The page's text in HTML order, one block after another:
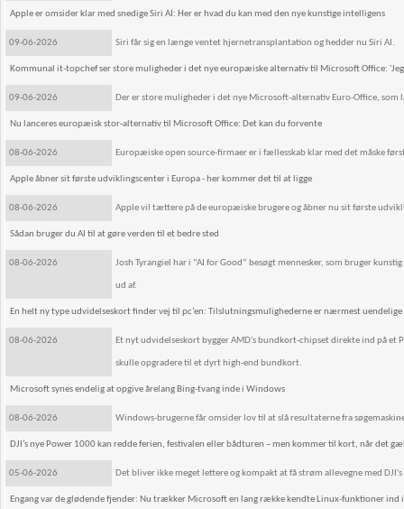
Apple er omsider klar med snedige Siri AI: Her er hvad du kan med den nye kunstige intelligens
09-06-2026 Siri får sig en længe ventet hjernetransplantation og hedder nu Siri AI.
Kommunal it-topchef ser store muligheder i det nye europæiske alternativ til Microsoft Office:
09-06-2026 Der er store muligheder i det nye Microsoft-alternativ Euro-Office,
Nu lanceres europæisk stor-alternativ til Microsoft Office: Det kan du forvente
08-06-2026 Europæiske open source-firmaer er i fællesskab klar med det måske
Apple åbner sit første udviklingscenter i Europa - her kommer det til at ligge
08-06-2026 Apple vil tættere på de europæiske brugere og åbner nu sit første
Sådan bruger du AI til at gøre verden til et bedre sted
08-06-2026 Josh Tyrangiel har i ”AI for Good” besøgt mennesker, som bruger
ud af.
En helt ny type udvidelseskort finder vej til pc’en: Tilslutningsmulighederne er nærmest uendelige
08-06-2026 Et nyt udvidelseskort bygger AMD's bundkort-chipset direkte ind på et
skulle opgradere til et dyrt high-end bundkort.
Microsoft synes endelig at opgive årelang Bing-tvang inde i Windows
08-06-2026 Windows-brugerne får omsider lov til at slå resultaterne fra
DJI’s nye Power 1000 kan redde ferien, festivalen eller bådturen – men kommer til kort, når det
05-06-2026 Det bliver ikke meget lettere og kompakt at få strøm allevegne med
Engang var de glødende fjender: Nu trækker Microsoft en lang række kendte Linux-funktioner ind